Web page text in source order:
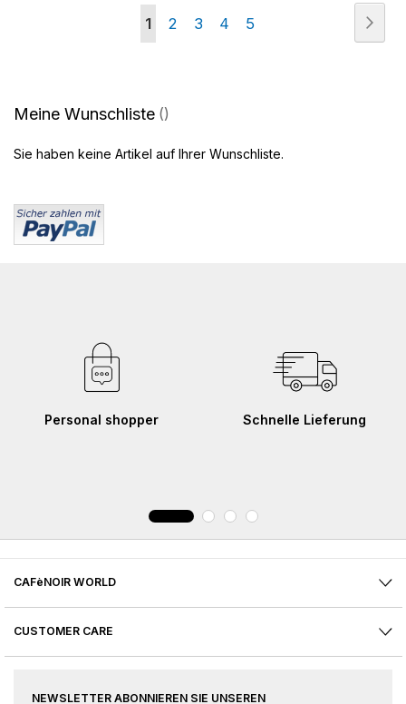
Sie
1 Seite
2 Seite
3 Seite
4 Seite
5
Meine Wunschliste
Sie haben keine Artikel auf Ihrer Wunschliste.
Personal shopper Schnelle Lieferung
CAFèNOIR WORLD
CUSTOMER CARE
NEWSLETTER ABONNIEREN SIE UNSEREN